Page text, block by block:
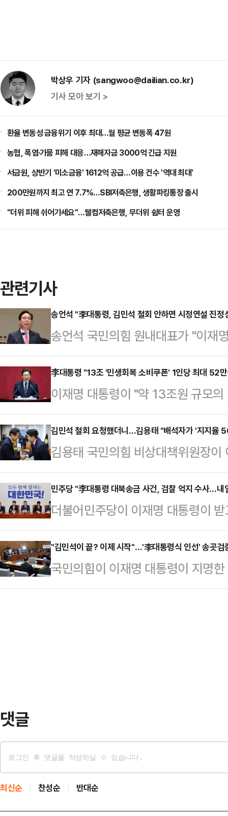
박상우 기자 (sangwoo@dailian.co.kr)
기사 모아 보기 >
환율 변동성 금융위기 이후 최대…월 평균 변동폭 47원
농협, 폭염·가뭄 피해 대응…재해자금 3000억 긴급 지원
서금원, 상반기 '미소금융' 1612억 공급…이용 건수 '역대 최대'
200만원까지 최고 연 7.7%…SBI저축은행, 생활파킹통장 출시
"더위 피해 쉬어가세요"…웰컴저축은행, 무더위 쉼터 운영
관련기사
송언석 "李대통령, 김민석 철회 안하면 시정연설 진정
송언석 국민의힘 원내대표가 "이재
겠지만 김 후보자를 철회하지 않으
했다.송언석 원내대표는 26일 오전
연설 직전 의원총회를 열고 이같이
후보자의 지명철회가 최고의 경제
다"고 전했다.그는 전날 자정 종료
자와 민주당은 증인도 참고인도 자
었다"며 "하지만 인사청문특별위원
李대통령 "13조 '민생회복 소비쿠폰' 1인당 최대 52
이재명 대통령이 "약 13조원 규모
을 보강하고, 내수시장 활성화를
일 국회에서 한 추가경정예산안 시
지급하되, 취약계층과 인구소멸지
다"면서 이같이 말했다.이 대통령
까지 지원하게 된다"며 "지역경제
6000억원 국비를 추가 투입해 할
확대했다"고 밝혔다.이 …
김민석 철회 요청했더니…김용태 "배석자가 '지지율
김용태 국민의힘 비상대책위원장
보자 지명 철회를 요청했지만, 배석
50%가 넘는다는 말을 들었다고
회에서 기자들을 만나 국회의장 접
(추경)안 시정연설 사전환담에서 "
"지방을 돌아보니 경제가 매우 어
기업과 3만5000여명 직원들이 있
니 미국과의 관세 협정에…
민주당 "李대통령 대북송금 사건, 검찰 억지 수사…내
더불어민주당이 이재명 대통령이
의 강압 수사가 있었다고 주장하며
범하겠다고 밝혔다.김현정 민주당
비공개 회의 후 기자들과 만나 "검
다. TF위원장은 아직 확정되지 않
"김민석이 끝? 이제 시작"…'李대통령식 인선' 송곳검
국민의힘이 이재명 대통령이 지명
증을 예고하고 있다. 이미 이번 장
댓글
최신순 찬성순 반대순